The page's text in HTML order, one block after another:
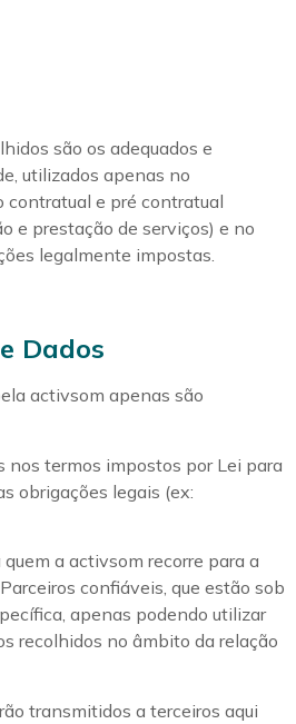
são os adequados e
utilizados apenas no
contratual e pré contratual
e prestação de serviços) e no
legalmente impostas.
Dados
activsom apenas são
nos termos impostos por Lei para
obrigações legais (ex:
a activsom recorre para a
confiáveis, que estão sob
apenas podendo utilizar
recolhidos no âmbito da relação
transmitidos a terceiros aqui